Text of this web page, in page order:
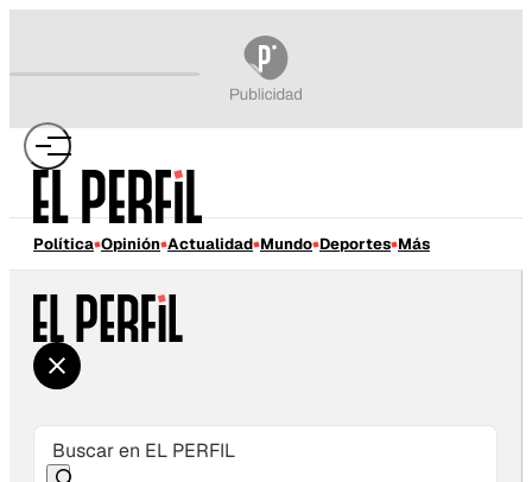
Política Opinión Actualidad Mundo Deportes Más